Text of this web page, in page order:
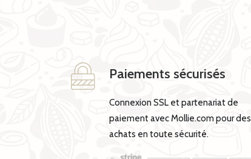
Paiements sécurisés
Connexion SSL et partenariat de
paiement avec Mollie.com pour des
achats en toute sécurité.